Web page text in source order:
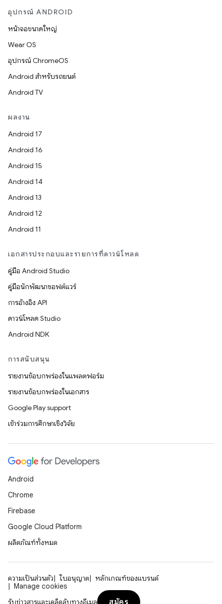
อุปกรณ์ ANDROID
หน้าจอขนาดใหญ่
Wear OS
อุปกรณ์ ChromeOS
Android สำหรับรถยนต์
Android TV
ผลงาน
Android 17
Android 16
Android 15
Android 14
Android 13
Android 12
Android 11
เอกสารประกอบและรายการที่ดาวน์โหลด
คู่มือ Android Studio
คู่มือนักพัฒนาซอฟต์แวร์
การอ้างอิง API
ดาวน์โหลด Studio
Android NDK
การสนับสนุน
รายงานข้อบกพร่องในแพลตฟอร์ม
รายงานข้อบกพร่องในเอกสาร
Google Play support
เข้าร่วมการศึกษาเชิงวิจัย
Android
Chrome
Firebase
Google Cloud Platform
ผลิตภัณฑ์ทั้งหมด
ความเป็นส่วนตัว ใบอนุญาต
หลักเกณฑ์ของแบรนด์
Manage cookies
รับข่าวสารและเคล็ดลับทางอีเมล
สมัคร